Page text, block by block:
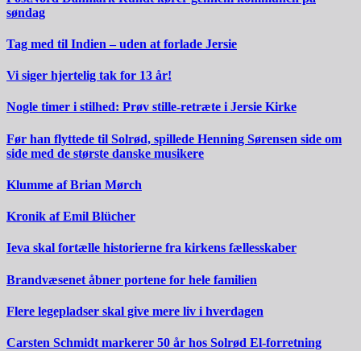
søndag
Tag med til Indien – uden at forlade Jersie
Vi siger hjertelig tak for 13 år!
Nogle timer i stilhed: Prøv stille-retræte i Jersie Kirke
Før han flyttede til Solrød, spillede Henning Sørensen side om
side med de største danske musikere
Klumme af Brian Mørch
Kronik af Emil Blücher
Ieva skal fortælle historierne fra kirkens fællesskaber
Brandvæsenet åbner portene for hele familien
Flere legepladser skal give mere liv i hverdagen
Carsten Schmidt markerer 50 år hos Solrød El-forretning